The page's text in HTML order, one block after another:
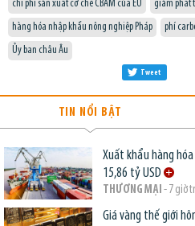
chi phí sản xuất cơ chế CBAM của EU
giảm phát
hàng hóa nhập khẩu nông nghiệp Pháp
phí
Ủy ban châu Âu
Tweet
TIN NỔI BẬT
Xuất khẩu hàng hóa
15,86 tỷ USD
THƯƠNG MẠI - 7 giờ
Giá vàng thế giới